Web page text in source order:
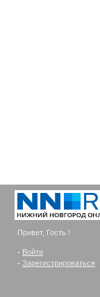
Привет, Гость !
- Войти
- Зарегистрироваться